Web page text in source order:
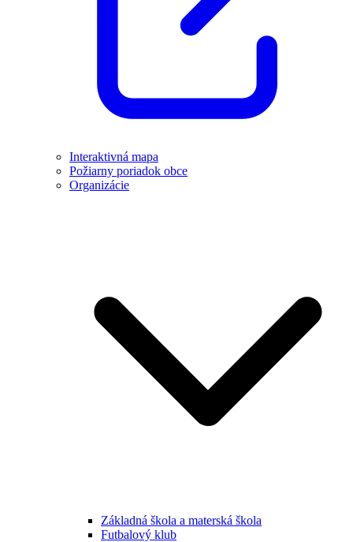
Interaktivná mapa
Požiarny poriadok obce
Organizácie
Základná škola a materská škola
Futbalový klub